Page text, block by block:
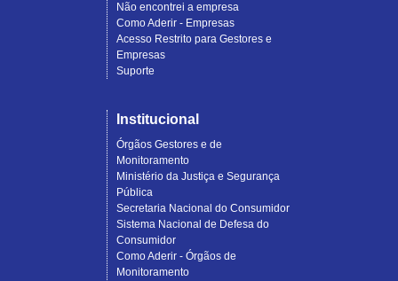
Não encontrei a empresa
Como Aderir - Empresas
Acesso Restrito para Gestores e
Empresas
Suporte
Institucional
Órgãos Gestores e de
Monitoramento
Ministério da Justiça e Segurança
Pública
Secretaria Nacional do Consumidor
Sistema Nacional de Defesa do
Consumidor
Como Aderir - Órgãos de
Monitoramento